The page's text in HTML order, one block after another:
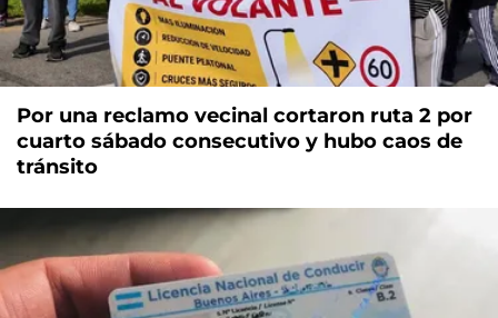
Por una reclamo vecinal cortaron ruta 2 por
cuarto sábado consecutivo y hubo caos de
tránsito